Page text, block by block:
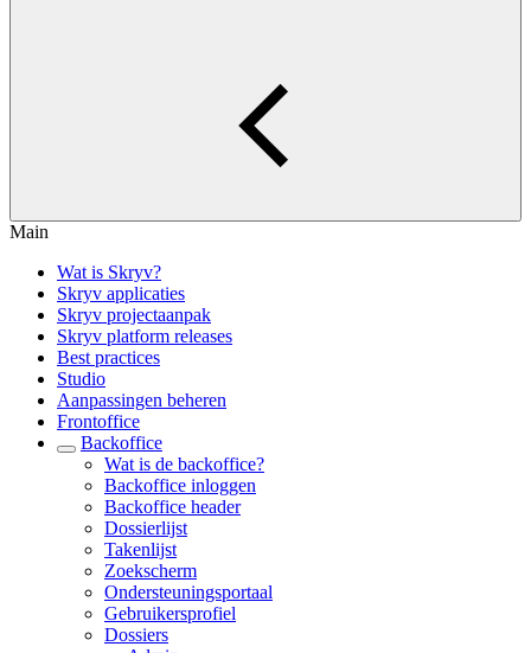
Main
Wat is Skryv?
Skryv applicaties
Skryv projectaanpak
Skryv platform releases
Best practices
Studio
Aanpassingen beheren
Frontoffice
Backoffice
Wat is de backoffice?
Backoffice inloggen
Backoffice header
Dossierlijst
Takenlijst
Zoekscherm
Ondersteuningsportaal
Gebruikersprofiel
Dossiers